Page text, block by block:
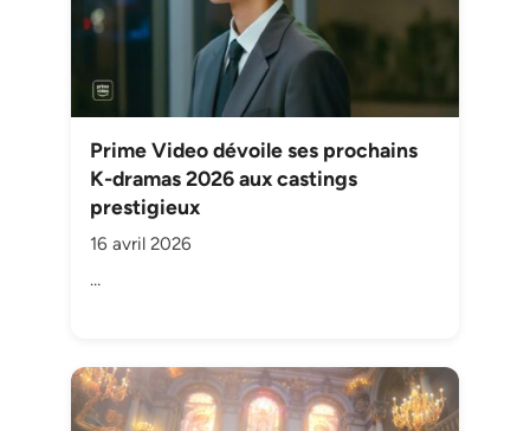
Prime Video dévoile ses prochains
K-dramas 2026 aux castings
prestigieux
16 avril 2026
…